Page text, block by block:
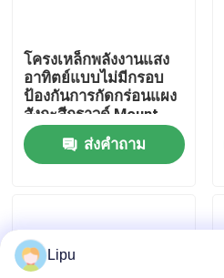
ควบคุมคุณภาพ
ติดต่อเรา
ระบบติดตั้งพลังงานแสงอาทิตย์
โครงเหล็กพลังงานแสง
อาทิตย์แบบไม่มีกรอบ
ป้องกันการกัดกร่อนแผง
สังกะสีกราวด์ Mount
Rack
ส่งคำถาม
Lipu